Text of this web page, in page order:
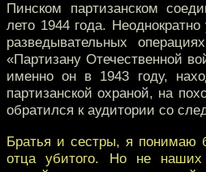
Пинском партизанском
лето 1944 года.
разведывательных
«Партизану Отечественной
именно он в 1943 году,
партизанской охраной, на
обратился к аудитории со
Братья и сестры, я понимаю
отца убитого. Но не